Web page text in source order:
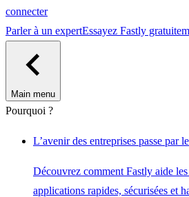
connecter
Parler à un expertEssayez Fastly
Main menu
Pourquoi ?
L’avenir des entreprises passe par
Découvrez comment Fastly aide
applications rapides, sécurisées et